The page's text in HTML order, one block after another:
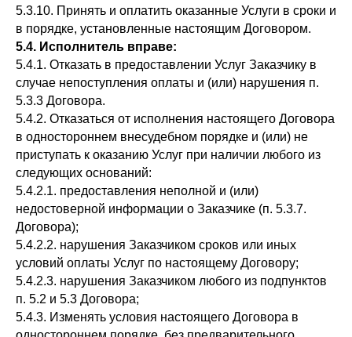
5.3.10. Принять и оплатить оказанные Услуги в сроки и
в порядке, установленные настоящим Договором.
5.4. Исполнитель вправе:
5.4.1. Отказать в предоставлении Услуг Заказчику в
случае непоступления оплаты и (или) нарушения п.
5.3.3 Договора.
5.4.2. Отказаться от исполнения настоящего Договора
в одностороннем внесудебном порядке и (или) не
приступать к оказанию Услуг при наличии любого из
следующих оснований:
5.4.2.1. предоставления неполной и (или)
недостоверной информации о Заказчике (п. 5.3.7.
Договора);
5.4.2.2. нарушения Заказчиком сроков или иных
условий оплаты Услуг по настоящему Договору;
5.4.2.3. нарушения Заказчиком любого из подпунктов
п. 5.2 и 5.3 Договора;
5.4.3. Изменять условия настоящего Договора в